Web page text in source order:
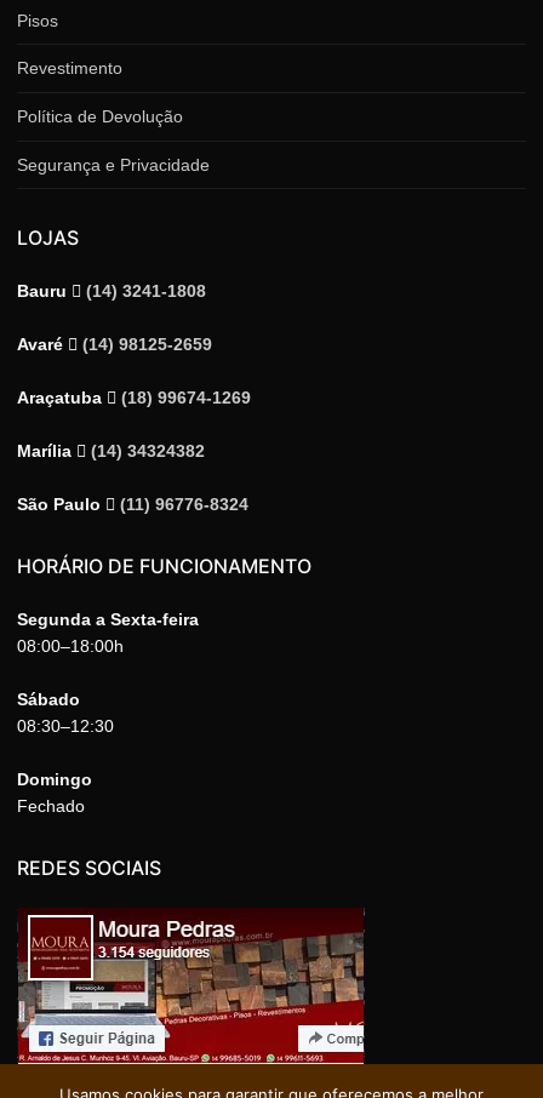
Pisos
Revestimento
Política de Devolução
Segurança e Privacidade
LOJAS
Bauru (14) 3241-1808
Avaré (14) 98125-2659
Araçatuba (18) 99674-1269
Marília (14) 34324382
São Paulo (11) 96776-8324
HORÁRIO DE FUNCIONAMENTO
Segunda a Sexta-feira
08:00–18:00h
Sábado
08:30–12:30
Domingo
Fechado
REDES SOCIAIS